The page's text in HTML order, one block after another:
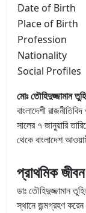
Date of Birth
Place of Birth
Profession
Nationality
Social Profiles
মোঃ
বাংলাদেশী
সালের ৭ জানুয়ারি
থেকে বাংলাদেশ
প্রাথমিক জীবন
ডাঃ তৌহিদুজ্জামান
স্থানে জন্মগ্রহণ